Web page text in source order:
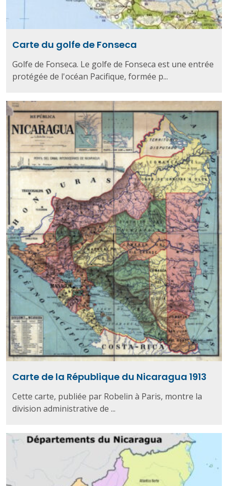
Carte du golfe de Fonseca
Golfe de Fonseca. Le golfe de Fonseca est une entrée
protégée de l'océan Pacifique, formée p...
Carte de la République du Nicaragua 1913
Cette carte, publiée par Robelin à Paris, montre la
division administrative de ...